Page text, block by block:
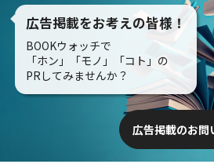
広告掲載をお考えの皆様！
BOOKウォッチで
「ホン」「モノ」「コト」の
PRしてみませんか？
広告掲載のお問